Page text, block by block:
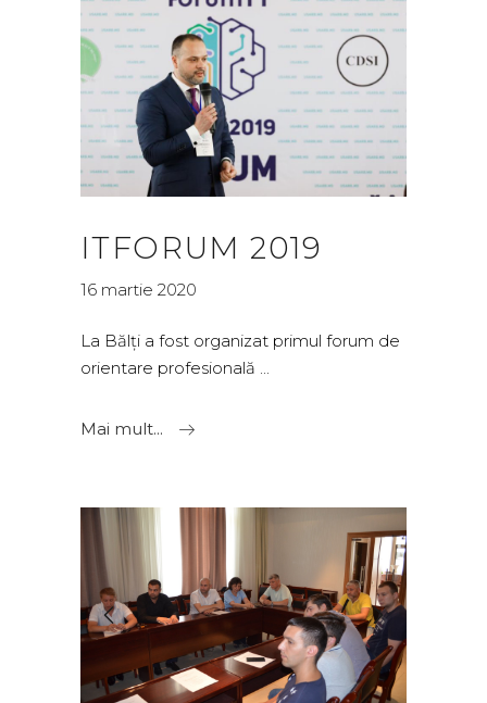
ITFORUM 2019
16 martie 2020
La Bălţi a fost organizat primul forum de
orientare profesională
Mai mult...